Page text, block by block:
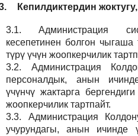
Кепилдиктердин
3.1.Администрация
кесепетинен болгон чыгаша
түрү үчүн жоопкерчилик
3.2. Администрация
персоналдык, анын
үчүнчү жактарга
жоопкерчилик тартпайт.
3.3. Администрация
учурундагы, анын ичинде